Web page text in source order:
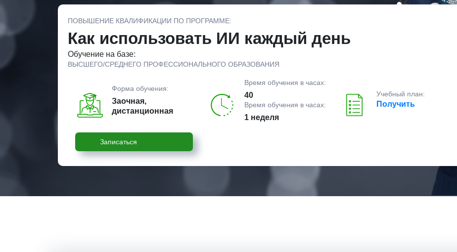
ПОВЫШЕНИЕ КВАЛИФИКАЦИИ ПО ПРОГРАММЕ:
Как использовать ИИ каждый день
Обучение на базе:
ВЫСШЕГО/СРЕДНЕГО ПРОФЕССИОНАЛЬНОГО ОБРАЗОВАНИЯ
Форма обучения:
Заочная,
дистанционная
Время обучения в часах:
40
Время обучения в часах:
1 неделя
Учебный план:
Получить
Записаться